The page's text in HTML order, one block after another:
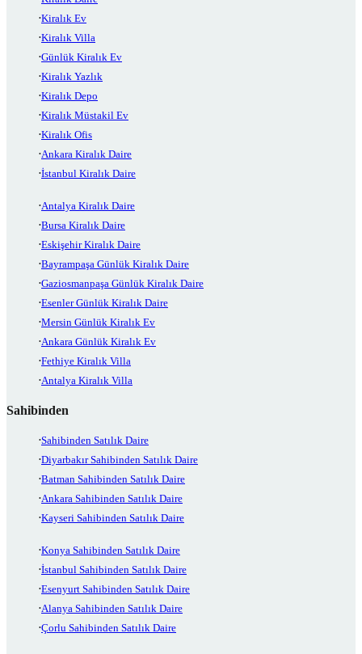
Kiralık Ev
Kiralık Villa
Günlük Kiralık Ev
Kiralık Yazlık
Kiralık Depo
Kiralık Müstakil Ev
Kiralık Ofis
Ankara Kiralık Daire
İstanbul Kiralık Daire
Antalya Kiralık Daire
Bursa Kiralık Daire
Eskişehir Kiralık Daire
Bayrampaşa Günlük Kiralık Daire
Gaziosmanpaşa Günlük Kiralık Daire
Esenler Günlük Kiralık Daire
Mersin Günlük Kiralık Ev
Ankara Günlük Kiralık Ev
Fethiye Kiralık Villa
Antalya Kiralık Villa
Sahibinden
Sahibinden Satılık Daire
Diyarbakır Sahibinden Satılık Daire
Batman Sahibinden Satılık Daire
Ankara Sahibinden Satılık Daire
Kayseri Sahibinden Satılık Daire
Konya Sahibinden Satılık Daire
İstanbul Sahibinden Satılık Daire
Esenyurt Sahibinden Satılık Daire
Alanya Sahibinden Satılık Daire
Çorlu Sahibinden Satılık Daire